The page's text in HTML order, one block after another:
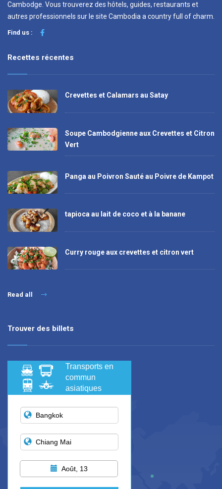
Cambodge. Vous trouverez des hôtels, guides, restaurants et
autres professionnels sur le site Cambodia a country full of charm.
Find us :
Recettes récentes
Crevettes et Calamars au Satay
Soupe Cambodgienne aux Crevettes et Citron
Vert
Panga au Poivron Sauté au Poivre de Kampot
tapioca au lait de coco et à la banane
Curry rouge aux crevettes et citron vert
Read all
Trouver des billets
Transports en
commun
asiatiques
Août, 13